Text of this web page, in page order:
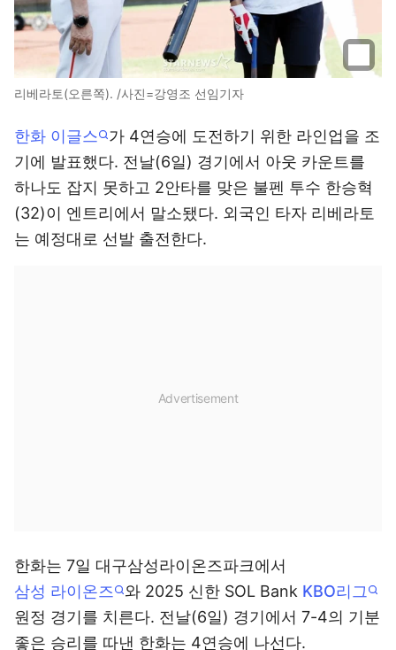
리베라토(오른쪽). /사진=강영조 선임기자
한화 이글스
가 4연승에 도전하기 위한 라인업을 조
기에 발표했다. 전날(6일) 경기에서 아웃 카운트를
하나도 잡지 못하고 2안타를 맞은 불펜 투수 한승혁
(32)이 엔트리에서 말소됐다. 외국인 타자 리베라토
는 예정대로 선발 출전한다.
한화는 7일 대구삼성라이온즈파크에서
삼성 라이온즈
와 2025 신한 SOL Bank KBO리그
원정 경기를 치른다. 전날(6일) 경기에서 7-4의 기분
좋은 승리를 따낸 한화는 4연승에 나선다.